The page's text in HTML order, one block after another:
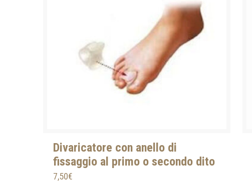
Divaricatore con anello di
fissaggio al primo o secondo dito
7,50€